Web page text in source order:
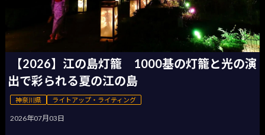
【2026】江の島灯籠 1000基の灯籠と光の演
出で彩られる夏の江の島
神奈川県 ライトアップ・ライティング
2026年07月03日